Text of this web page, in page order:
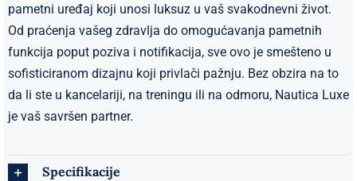
pametni uređaj koji unosi luksuz u vaš svakodnevni život.
Od praćenja vašeg zdravlja do omogućavanja pametnih
funkcija poput poziva i notifikacija, sve ovo je smešteno u
sofisticiranom dizajnu koji privlači pažnju. Bez obzira na to
da li ste u kancelariji, na treningu ili na odmoru, Nautica Luxe
je vaš savršen partner.
Specifikacije